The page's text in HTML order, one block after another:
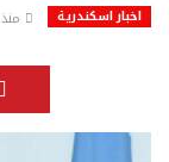
اخبار اسكندرية منذ 7 أعوام